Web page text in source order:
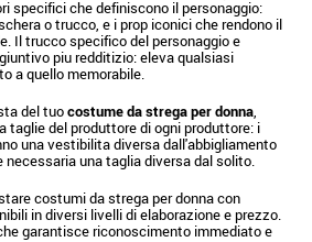
specifici che definiscono il personaggio:
o trucco, e i prop iconici che rendono il
Il trucco specifico del personaggio e
piu redditizio: eleva qualsiasi
a quello memorabile.
del tuocostume da strega per donna,
taglie del produttore di ogni produttore: i
una vestibilita diversa dall'abbigliamento
necessaria una taglia diversa dal solito.
costumi da strega per donna con
in diversi livelli di elaborazione e prezzo.
garantisce riconoscimento immediato e